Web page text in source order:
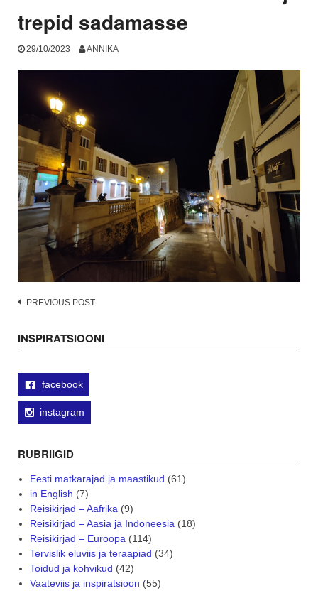
trepid sadamasse
29/10/2023 ANNIKA
Post
PREVIOUS POST
INSPIRATSIOONI
facebook
instagram
RUBRIIGID
Eesti matkarajad ja maastikud (61)
in English (7)
Reisikirjad – Aafrika(9)
Reisikirjad – Aasia ja Indoneesia(18)
Reisikirjad – Euroopa(114)
Tervislik eluviis ja teraapiad (34)
Toidud ja kohvikud (42)
Vaateviis ja inspiratsioon (55)